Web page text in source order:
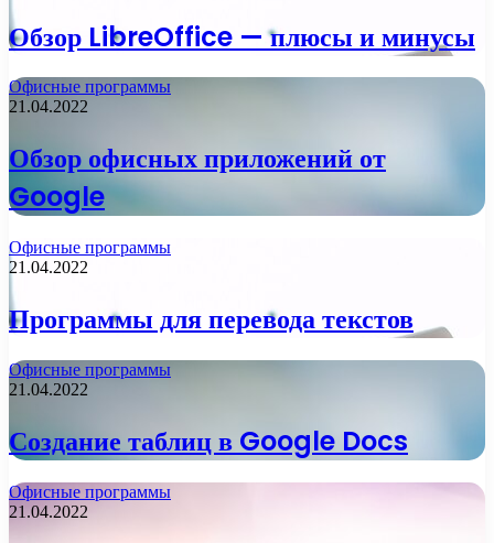
Обзор LibreOffice — плюсы и минусы
Офисные программы
21.04.2022
Обзор офисных приложений от
Google
Офисные программы
21.04.2022
Программы для перевода текстов
Офисные программы
21.04.2022
Создание таблиц в Google Docs
Офисные программы
21.04.2022